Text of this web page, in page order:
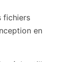
fichiers
en